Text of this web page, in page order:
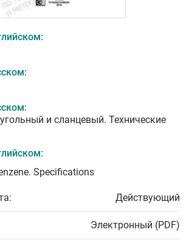
и сланцевый. Технические
Specifications
Действующий
Электронный (PDF)